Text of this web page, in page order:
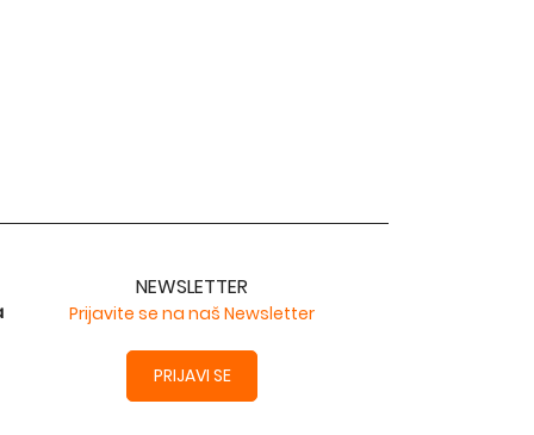
NEWSLETTER
Prijavite se na naš Newsletter
PRIJAVI SE